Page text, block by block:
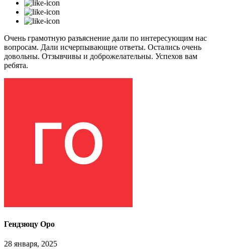
Очень грамотную разъяснение дали по интересующим нас
вопросам. Дали исчерпывающие ответы. Остались очень
довольны. Отзывчивы и доброжелательны. Успехов вам
ребята.
Гендзюцу Оро
28 января, 2025